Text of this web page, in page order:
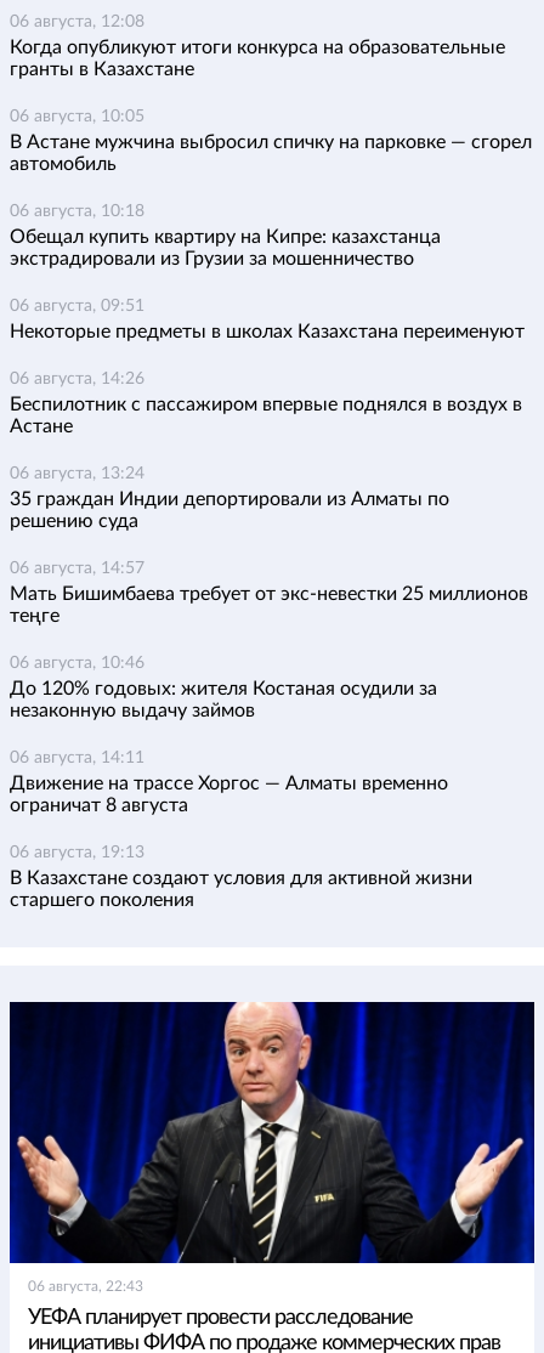
06 августа, 12:08
Когда опубликуют итоги конкурса на образовательные
гранты в Казахстане
06 августа, 10:05
В Астане мужчина выбросил спичку на парковке — сгорел
автомобиль
06 августа, 10:18
Обещал купить квартиру на Кипре: казахстанца
экстрадировали из Грузии за мошенничество
06 августа, 09:51
Некоторые предметы в школах Казахстана переименуют
06 августа, 14:26
Беспилотник с пассажиром впервые поднялся в воздух в
Астане
06 августа, 13:24
35 граждан Индии депортировали из Алматы по
решению суда
06 августа, 14:57
Мать Бишимбаева требует от экс-невестки 25 миллионов
теңге
06 августа, 10:46
До 120% годовых: жителя Костаная осудили за
незаконную выдачу займов
06 августа, 14:11
Движение на трассе Хоргос — Алматы временно
ограничат 8 августа
06 августа, 19:13
В Казахстане создают условия для активной жизни
старшего поколения
06 августа, 22:43
УЕФА планирует провести расследование
инициативы ФИФА по продаже коммерческих прав